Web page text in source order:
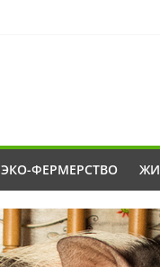
ЭКО-ФЕРМЕРСТВО